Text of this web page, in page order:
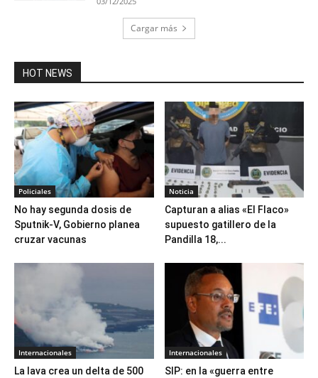
Cargar más
HOT NEWS
Policiales
No hay segunda dosis de
Sputnik-V, Gobierno planea
cruzar vacunas
Noticia
Capturan a alias «El Flaco»
supuesto gatillero de la
Pandilla 18,...
Internacionales
La lava crea un delta de 500
Internacionales
SIP: en la «guerra entre